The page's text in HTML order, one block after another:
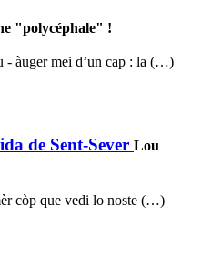
"polycéphale" !
- àuger mei d’un cap : la (…)
de Sent-Sever Lou
còp que vedi lo noste (…)